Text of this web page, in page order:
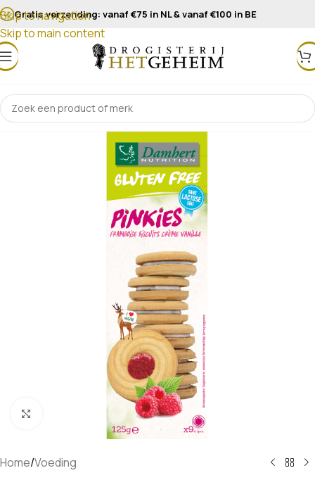
Skip to navigation
Skip to main content
Gratis verzending: vanaf €75 in NL & vanaf €100 in BE
Klik om te vergroten
Home/Voeding